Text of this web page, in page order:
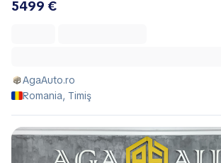
5499 €
AgaAuto.ro
Romania, Timiş